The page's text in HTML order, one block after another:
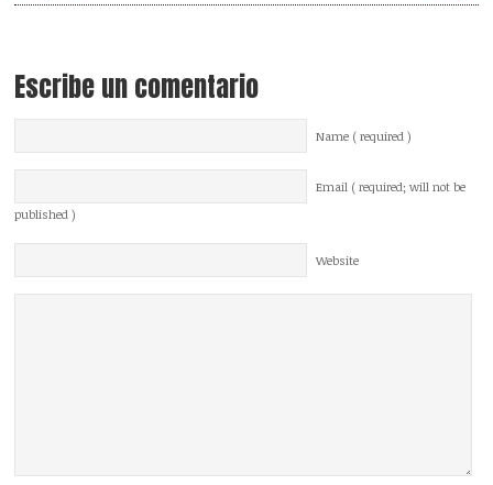
Escribe un comentario
Name ( required )
Email ( required; will not be
published )
Website